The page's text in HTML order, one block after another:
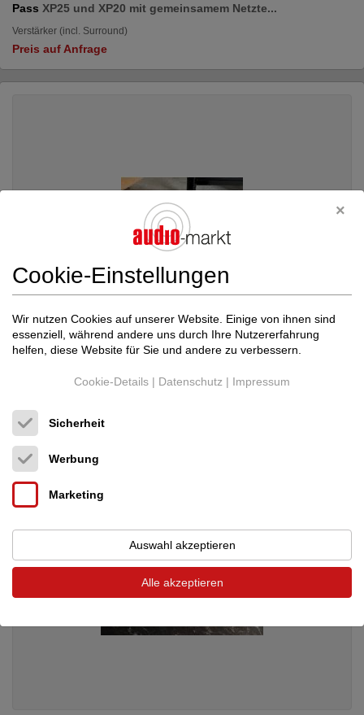
Pass XP25 und XP20 mit gemeinsamem Netzte...
Verstärker (incl. Surround)
Preis auf Anfrage
Plattenspieler, Tonarme, Systeme...
Preis auf Anfrage
Cookie-Einstellungen
Wir nutzen Cookies auf unserer Website. Einige von ihnen sind
essenziell, während andere uns durch Ihre Nutzererfahrung
helfen, diese Website für Sie und andere zu verbessern.
Cookie-Details | Datenschutz | Impressum
Sicherheit
Werbung
Marketing
Auswahl akzeptieren
Alle akzeptieren